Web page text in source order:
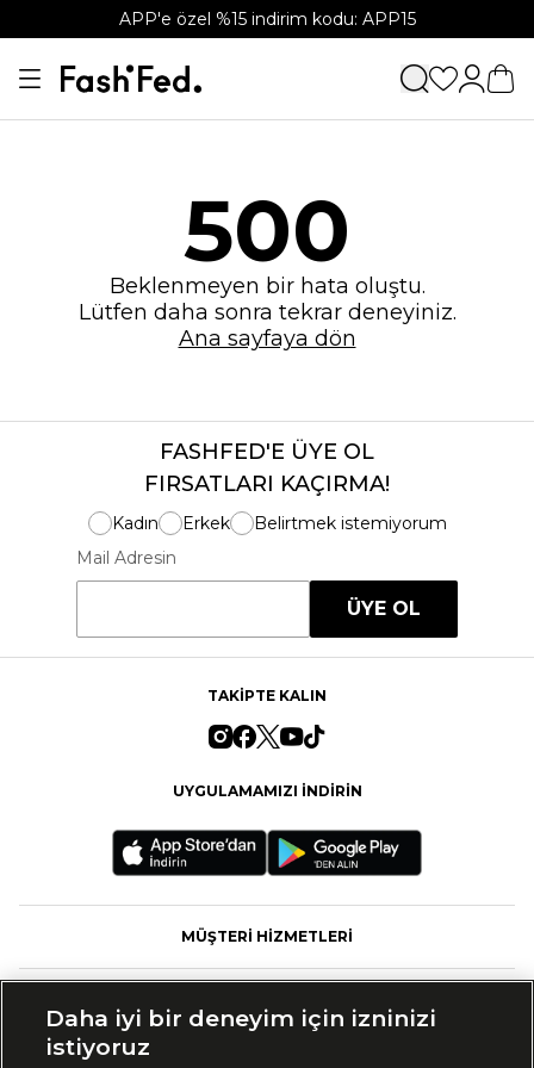
APP'e özel %15 indirim kodu: APP15
500
Beklenmeyen bir hata oluştu.
Lütfen daha sonra tekrar deneyiniz.
Ana sayfaya dön
FASHFED'E ÜYE OL
FIRSATLARI KAÇIRMA!
Kadın Erkek
Belirtmek istemiyorum
Mail Adresin
ÜYE OL
TAKİPTE KALIN
UYGULAMAMIZI İNDİRİN
MÜŞTERİ HİZMETLERİ
Daha iyi bir deneyim için izninizi
istiyoruz